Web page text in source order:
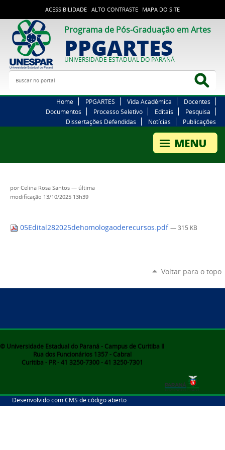
ACESSIBILIDADE ALTO CONTRASTE MAPA DO SITE
Programa de Pós-Graduação em Artes
PPGARTES
UNIVERSIDADE ESTADUAL DO PARANÁ
Buscar no portal
Home PPGARTES Vida Acadêmica
Docentes
Documentos
Processo Seletivo Editais
Pesquisa
Dissertações Defendidas
Notícias Publicações
porCelina Rosa Santos — última
modificação 13/10/2025 13h39
05Edital282025dehomologaoderecursos.pdf — 315 KB
Voltar para o topo
© Universidade Estadual do Paraná - Campus de Curitiba II
Rua dos Funcionários 1357 - Cabral
Curitiba - PR - 41 3250-7300 - 41 3250-7301
Desenvolvido com CMS de código aberto